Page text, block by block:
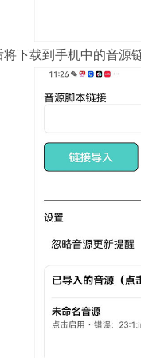
下载到手机中的音源